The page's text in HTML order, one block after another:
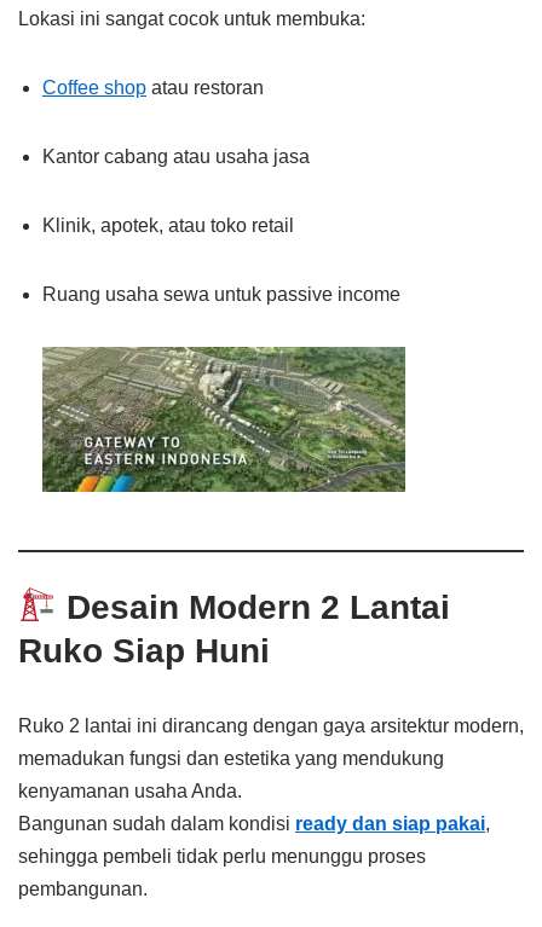
Lokasi ini sangat cocok untuk membuka:
Coffee shop atau restoran
Kantor cabang atau usaha jasa
Klinik, apotek, atau toko retail
Ruang usaha sewa untuk passive income
Desain Modern 2 Lantai
Ruko Siap Huni
Ruko 2 lantai ini dirancang dengan gaya arsitektur modern,
memadukan fungsi dan estetika yang mendukung
kenyamanan usaha Anda.
Bangunan sudah dalam kondisi ready dan siap pakai,
sehingga pembeli tidak perlu menunggu proses
pembangunan.